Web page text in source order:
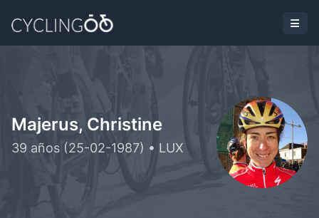
Majerus, Christine
39 años (25-02-1987) • LUX